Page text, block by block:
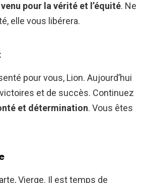
pour la vérité et l’équité. Ne
elle vous libérera.
pour vous, Lion. Aujourd’hui
et de succès. Continuez
et détermination. Vous êtes
Vierge. Il est temps de